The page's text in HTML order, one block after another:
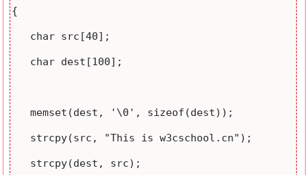
{
   memset(dest, '\0', sizeof(dest));